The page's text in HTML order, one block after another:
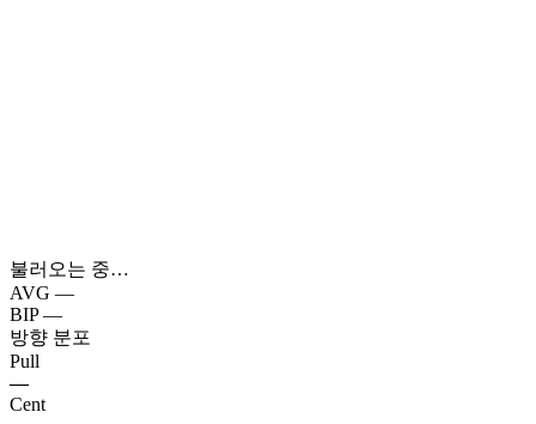
불러오는 중…
AVG —
BIP —
방향 분포
Pull
—
Cent